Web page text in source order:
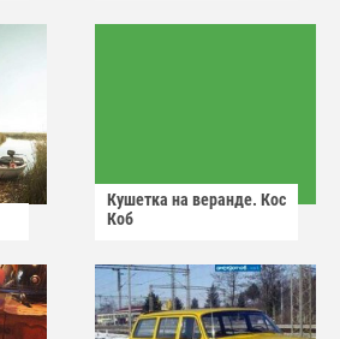
Кушетка на веранде. Кос
Коб